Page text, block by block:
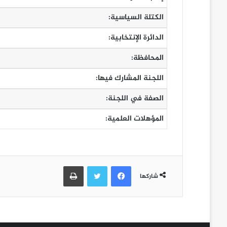
الكتلة السياسية:
الدائرة الإنتخابية:
المحافظة:
اللجنة المشارك فيها:
الصفة في اللجنة:
المؤهلات العلمية:
شاركها
فيسبوك تويتر طباعة